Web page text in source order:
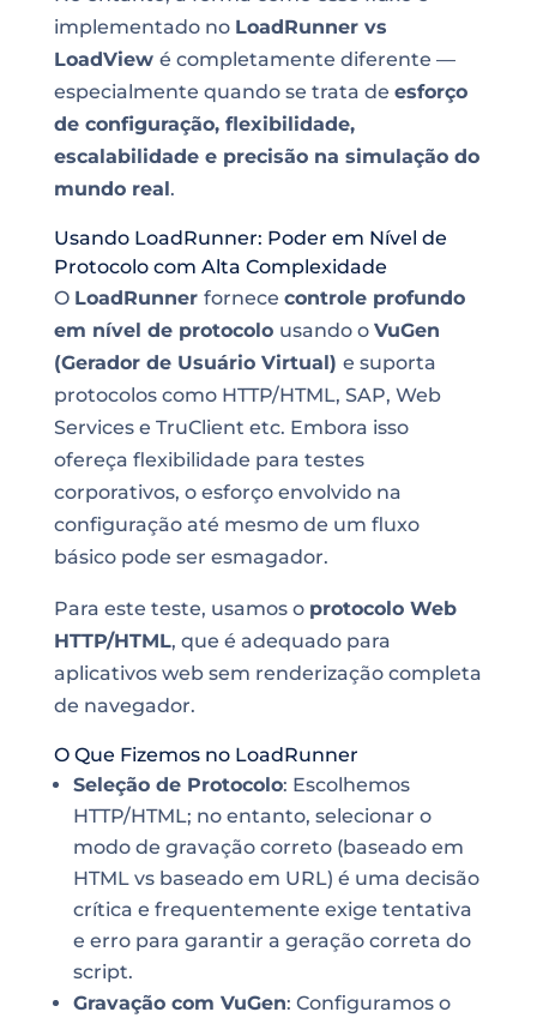
implementado no LoadRunner vs
LoadView é completamente diferente —
especialmente quando se trata de esforço
de configuração, flexibilidade,
escalabilidade e precisão na simulação do
mundo real.
Usando LoadRunner: Poder em Nível de
Protocolo com Alta Complexidade
O LoadRunner fornece controle profundo
em nível de protocolo usando o VuGen
(Gerador de Usuário Virtual) e suporta
protocolos como HTTP/HTML, SAP, Web
Services e TruClient etc. Embora isso
ofereça flexibilidade para testes
corporativos, o esforço envolvido na
configuração até mesmo de um fluxo
básico pode ser esmagador.
Para este teste, usamos o protocolo Web
HTTP/HTML, que é adequado para
aplicativos web sem renderização completa
de navegador.
O Que Fizemos no LoadRunner
Seleção de Protocolo: Escolhemos
HTTP/HTML; no entanto, selecionar o
modo de gravação correto (baseado em
HTML vs baseado em URL) é uma decisão
crítica e frequentemente exige tentativa
e erro para garantir a geração correta do
script.
Gravação com VuGen: Configuramos o